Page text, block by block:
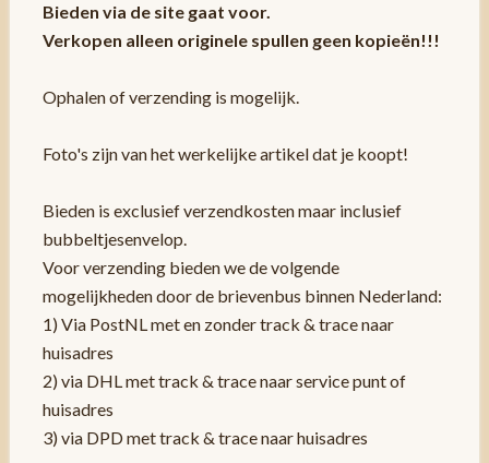
Bieden via de site gaat voor.
Verkopen alleen originele spullen geen kopieën!!!
Ophalen of verzending is mogelijk.
Foto's zijn van het werkelijke artikel dat je koopt!
Bieden is exclusief verzendkosten maar inclusief
bubbeltjesenvelop.
Voor verzending bieden we de volgende
mogelijkheden door de brievenbus binnen Nederland:
1) Via PostNL met en zonder track & trace naar
huisadres
2) via DHL met track & trace naar service punt of
huisadres
3) via DPD met track & trace naar huisadres